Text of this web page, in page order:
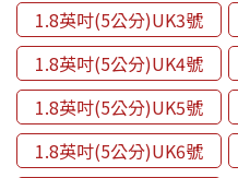
1.8英吋(5公分)UK3號
1.8英吋(5公分)UK4號
1.8英吋(5公分)UK5號
1.8英吋(5公分)UK6號